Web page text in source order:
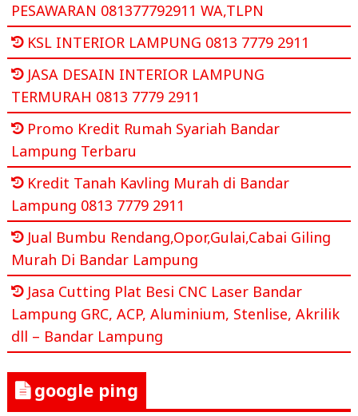
PESAWARAN 081377792911 WA,TLPN
KSL INTERIOR LAMPUNG 0813 7779 2911
JASA DESAIN INTERIOR LAMPUNG
TERMURAH 0813 7779 2911
Promo Kredit Rumah Syariah Bandar
Lampung Terbaru
Kredit Tanah Kavling Murah di Bandar
Lampung 0813 7779 2911
Jual Bumbu Rendang,Opor,Gulai,Cabai Giling
Murah Di Bandar Lampung
Jasa Cutting Plat Besi CNC Laser Bandar
Lampung GRC, ACP, Aluminium, Stenlise, Akrilik
dll – Bandar Lampung
google ping